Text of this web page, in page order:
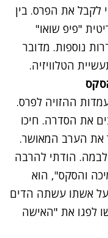
לקבל את הפרס. בין
"פיפ שואו"
נוספות. מדובר
הטלוויזיה.
ההזויה לפרס.
את הסדרה. חיכו
את הערב המאושר.
לבמה. הודתי להרבה
והסקס", הוא
אשתו עשתה הדים
לפגו את "האישה